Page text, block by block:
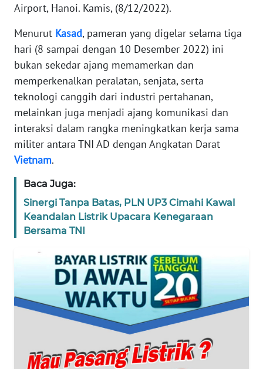
Airport, Hanoi. Kamis, (8/12/2022).
Menurut Kasad, pameran yang digelar selama tiga
hari (8 sampai dengan 10 Desember 2022) ini
bukan sekedar ajang memamerkan dan
memperkenalkan peralatan, senjata, serta
teknologi canggih dari industri pertahanan,
melainkan juga menjadi ajang komunikasi dan
interaksi dalam rangka meningkatkan kerja sama
militer antara TNI AD dengan Angkatan Darat
Vietnam.
Baca Juga:
Sinergi Tanpa Batas, PLN UP3 Cimahi Kawal
Keandalan Listrik Upacara Kenegaraan
Bersama TNI
SUMUT
WN
JAKARTA
JABAR
WN
BANTEN
NTT
WN